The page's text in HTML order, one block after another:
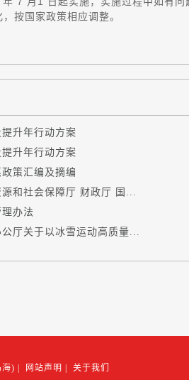
按国家政策相应调整。
升年行动方案
升年行动方案
策汇编及摘编
和社会保障厅 财政厅 国...
办法
厅关于以冰雪运动高质量...
海) 网站声明
关于我们